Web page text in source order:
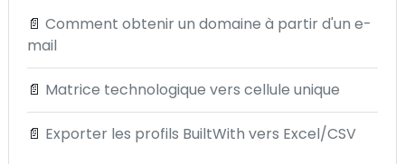
📄 Comment obtenir un domaine à partir d'un e-
mail
📄 Matrice technologique vers cellule unique
📄 Exporter les profils BuiltWith vers Excel/CSV